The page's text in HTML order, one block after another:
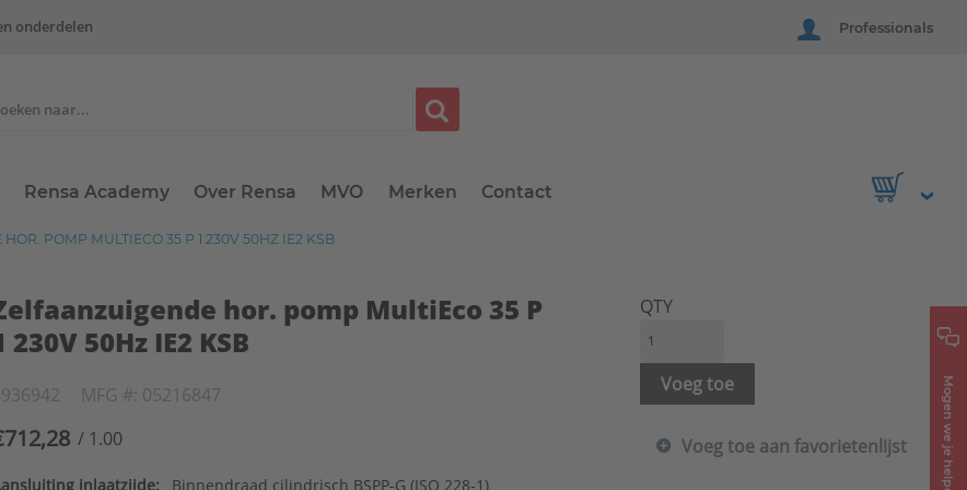
onderdelen Professionals
Rensa Academy Over Rensa MVO Merken Contact
Mogen we je helpen?
POMP MULTIECO 35 P 1 230V 50HZ IE2 KSB
hor. pomp MultiEco 35 P
230V 50Hz IE2 KSB
MFG #: 05216847
/ 1.00
inlaatzijde:
Binnendraad cilindrisch BSPP-G (ISO 228-1)
QTY
Voeg toe
Voeg toe aan favorietenlijst